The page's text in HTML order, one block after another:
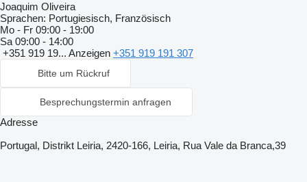
Joaquim Oliveira
Sprachen: Portugiesisch, Französisch
Mo - Fr 09:00 - 19:00
Sa 09:00 - 14:00
+351 919 19... Anzeigen +351 919 191 307
Bitte um Rückruf
Besprechungstermin anfragen
Adresse
Portugal, Distrikt Leiria, 2420-166, Leiria, Rua Vale da Branca,39